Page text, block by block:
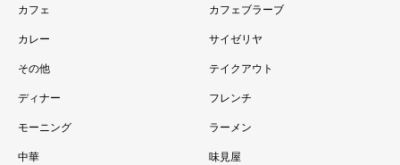
カフェ カフェブラーブ
カレー サイゼリヤ
その他 テイクアウト
ディナー フレンチ
モーニング ラーメン
中華 味見屋